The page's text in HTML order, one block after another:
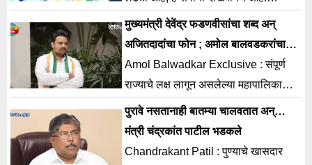
अजितदादांमुळे माझा राजकीय पुर्नजन्म झालाय.
मुख्यमंत्री देवेंद्र फडणवीसांचा शब्द अन्
अजितदादांचा फोन ; अमोल बालवडकरांचा
धक्कादायक खुलासा
Amol Balwadkar Exclusive : संपूर्ण
राज्याचे लक्ष लागून असलेल्या महापालिका
निवडणुकीसाठी गेल्या काही दिवसांपासून
जोरदार राजकारण पाहायला
पुरावे नसतानाही बातम्या चालवतात अन्…
मंत्री चंद्रकांत पाटील भडकले
Chandrakant Patil : पुण्याचे खासदार